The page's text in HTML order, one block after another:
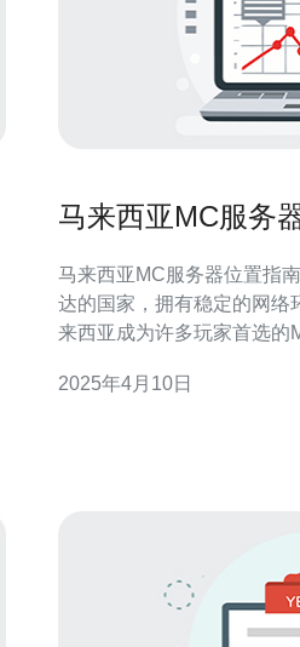
马来西亚MC服务
马来西亚MC服务器位置指南 马来西亚作为一个互联网发
达的国家，拥有稳定的网络
来西亚成为许多玩家首选的
算。 在选择马来西亚MC服务器之前，您需要考虑以下几
2025年4月10日